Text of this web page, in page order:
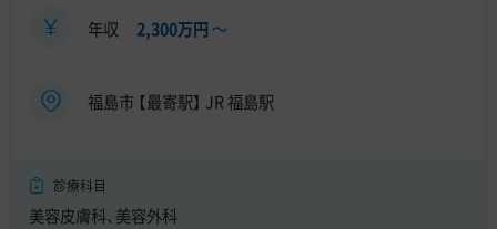
年収 2,300万円 〜
福島市 【最寄駅】 JR 福島駅
診療科目
美容皮膚科、美容外科